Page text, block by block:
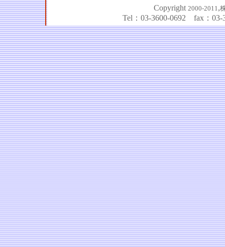
Copyright 2000-2011,
Tel：03-3600-0692 fax：